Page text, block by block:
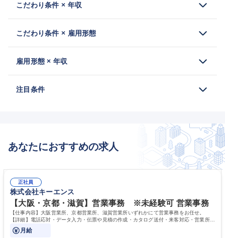
こだわり条件 × 年収
こだわり条件 × 雇用形態
雇用形態 × 年収
注目条件
あなたにおすすめの求人
正社員
株式会社キーエンス
【大阪・京都・滋賀】営業事務 ※未経験可 営業事務
【仕事内容】大阪営業所、京都営業所、滋賀営業所いずれかにて営業事務をお任せ。
【詳細】電話応対・データ入力・伝票や見積の作成・カタログ送付・来客対応・営業所内
で発生する事務業務や業務改善をお任せ。
月給